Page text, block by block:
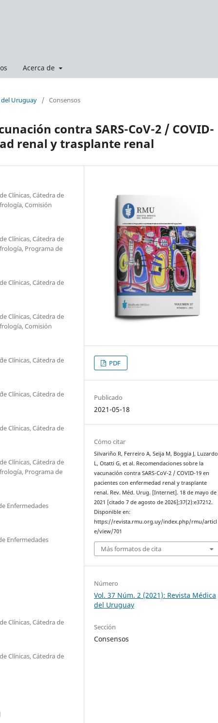
Acerca de
del Uruguay / Consensos
contra SARS-CoV-2 / COVID-
renal y trasplante renal
Clínicas, Cátedra de
Comisión
Clínicas, Cátedra de
Programa de
Clínicas, Cátedra de
Clínicas, Cátedra de
Comisión
Clínicas, Cátedra de
Clínicas, Cátedra de
Clínicas, Cátedra de
Clínicas, Cátedra de
Programa de
Enfermedades
Enfermedades
Clínicas, Cátedra de
Clínicas, Cátedra de
PDF
Publicado
2021-05-18
Cómo citar
Silvariño R, Ferreiro A, Seija M, Boggia J, Luzardo
L, Otatti G, et al. Recomendaciones sobre la
vacunación contra SARS-CoV-2 / COVID-19 en
pacientes con enfermedad renal y trasplante
renal. Rev. Méd. Urug. [Internet]. 18 de mayo de
2021 [citado 7 de agosto de 2026];37(2):e37212.
Disponible en:
https://revista.rmu.org.uy/index.php/rmu/articl
e/view/701
Más formatos de cita
Número
Vol. 37 Núm. 2 (2021): Revista Médica
del Uruguay
Sección
Consensos